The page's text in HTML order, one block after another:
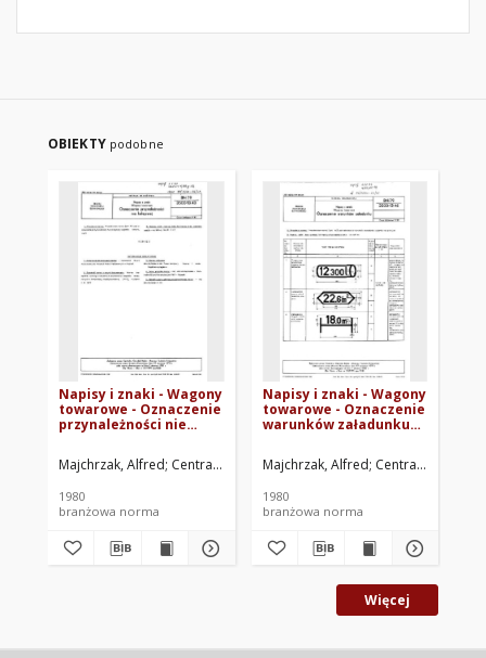
OBIEKTY podobne
Napisy i znaki - Wagony
towarowe - Oznaczenie
przynależności nie
13.43
Majchrzak, Alfred Centralne Biuro Konstrukcyjne Polskich Kolei
1980
branżowa norma
Napisy i znaki - Wagony
towarowe - Oznaczenie
warunków załadunku
Majchrzak, Alfred Centralne Biuro
1980
branżowa norma
Więcej